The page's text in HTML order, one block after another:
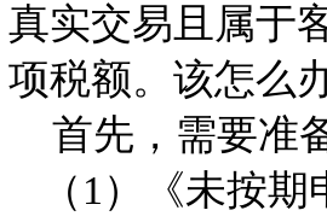
真实交易且属于
项税额。该怎么
首先，需要准
（1）《未按期